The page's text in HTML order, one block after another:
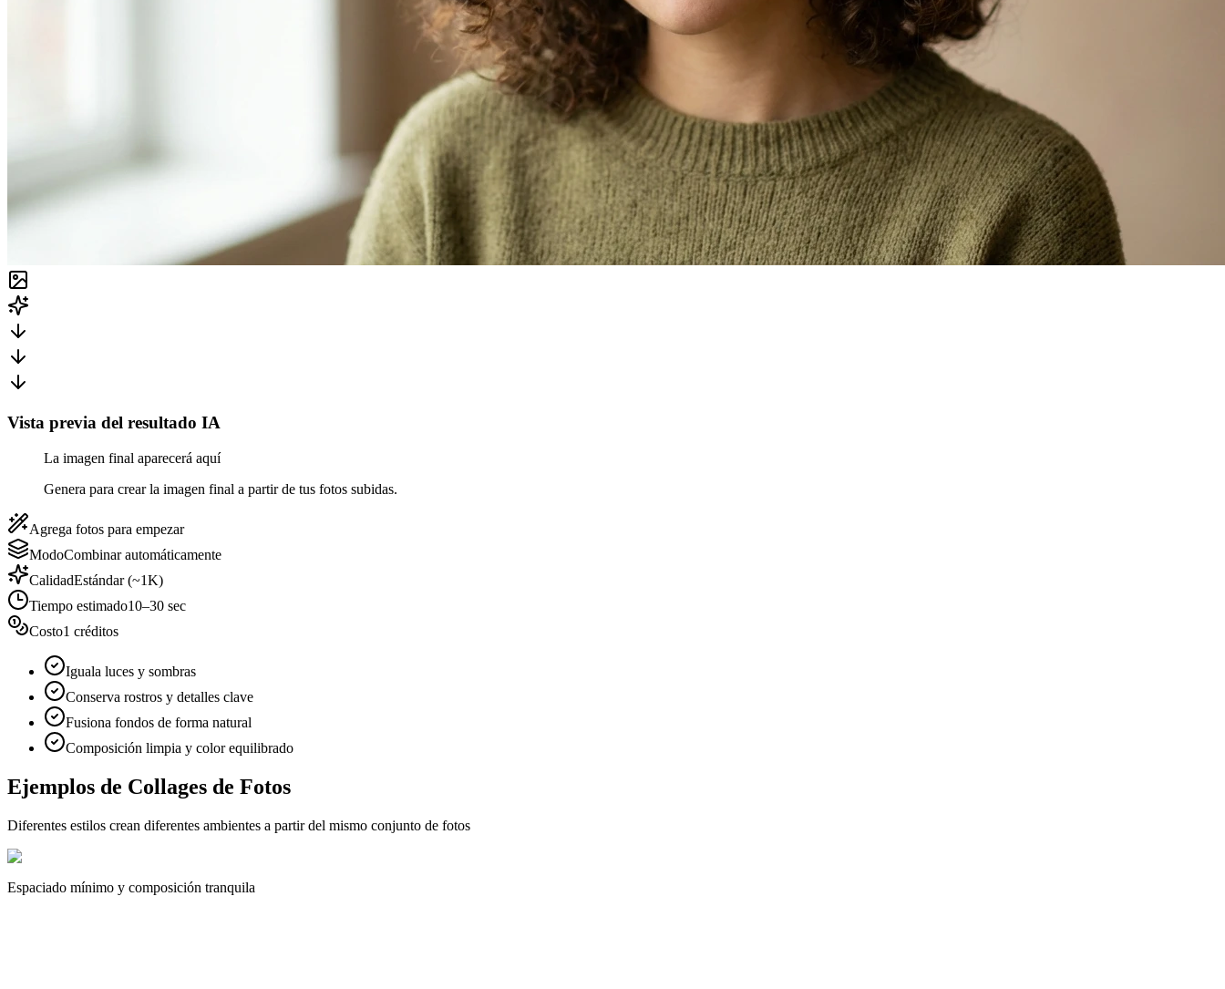
Vista previa del resultado IA
La imagen final aparecerá aquí
Genera para crear la imagen final a partir de tus fotos subidas.
Agrega fotos para empezar
ModoCombinar automáticamente
CalidadEstándar (~1K)
Tiempo estimado10–30 sec
Costo1 créditos
Iguala luces y sombras
Conserva rostros y detalles clave
Fusiona fondos de forma natural
Composición limpia y color equilibrado
Ejemplos de Collages de Fotos
Diferentes estilos crean diferentes ambientes a partir del mismo conjunto de fotos
Espaciado mínimo y composición tranquila